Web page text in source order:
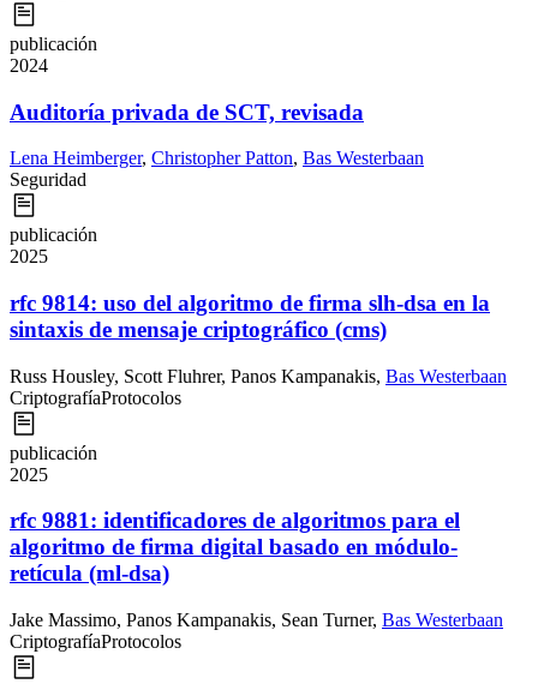
publicación
2024
Auditoría privada de SCT, revisada
Lena Heimberger, Christopher Patton, Bas Westerbaan
Seguridad
publicación
2025
rfc 9814: uso del algoritmo de firma slh-dsa en la
sintaxis de mensaje criptográfico (cms)
Russ Housley, Scott Fluhrer, Panos Kampanakis, Bas Westerbaan
CriptografíaProtocolos
publicación
2025
rfc 9881: identificadores de algoritmos para el
algoritmo de firma digital basado en módulo-
retícula (ml-dsa)
Jake Massimo, Panos Kampanakis, Sean Turner, Bas Westerbaan
CriptografíaProtocolos